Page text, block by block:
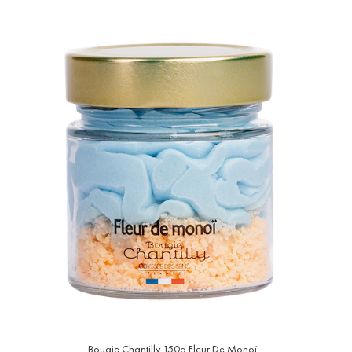
Bougie Chantilly 150g Fleur De Monoï